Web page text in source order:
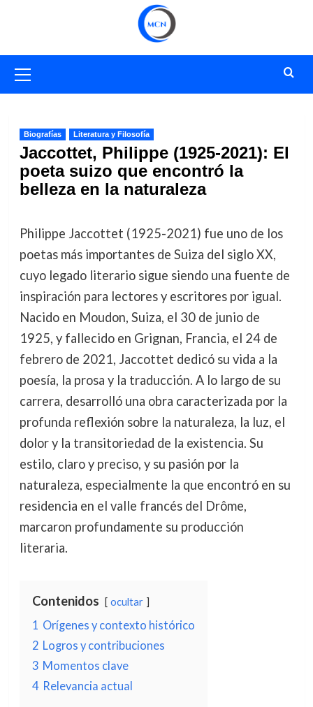
primario
Biografías Literatura y Filosofía
Jaccottet, Philippe (1925-2021): El
poeta suizo que encontró la
belleza en la naturaleza
Philippe Jaccottet (1925-2021) fue uno de los
poetas más importantes de Suiza del siglo XX,
cuyo legado literario sigue siendo una fuente de
inspiración para lectores y escritores por igual.
Nacido en Moudon, Suiza, el 30 de junio de
1925, y fallecido en Grignan, Francia, el 24 de
febrero de 2021, Jaccottet dedicó su vida a la
poesía, la prosa y la traducción. A lo largo de su
carrera, desarrolló una obra caracterizada por la
profunda reflexión sobre la naturaleza, la luz, el
dolor y la transitoriedad de la existencia. Su
estilo, claro y preciso, y su pasión por la
naturaleza, especialmente la que encontró en su
residencia en el valle francés del Drôme,
marcaron profundamente su producción
literaria.
Contenidos ocultar
1 Orígenes y contexto histórico
2 Logros y contribuciones
3 Momentos clave
4 Relevancia actual